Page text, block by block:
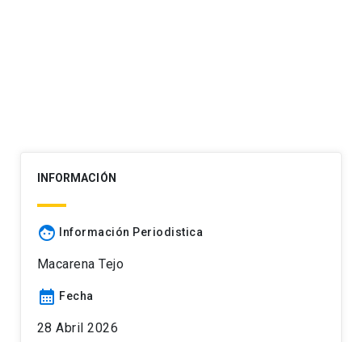
INFORMACIÓN
face Información Periodistica
Macarena Tejo
calendar_month Fecha
28 Abril 2026